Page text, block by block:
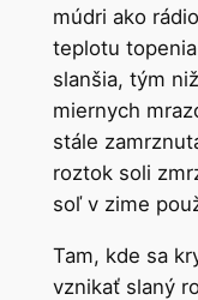
múdri ako rádio
teplotu
slanšia, tým
miernych
stále
roztok soli
soľ v zime
Tam, kde sa
vznikať slaný